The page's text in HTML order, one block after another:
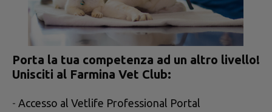
Porta la tua competenza ad un altro livello!
Unisciti al Farmina Vet Club:
- Accesso al Vetlife Professional Portal